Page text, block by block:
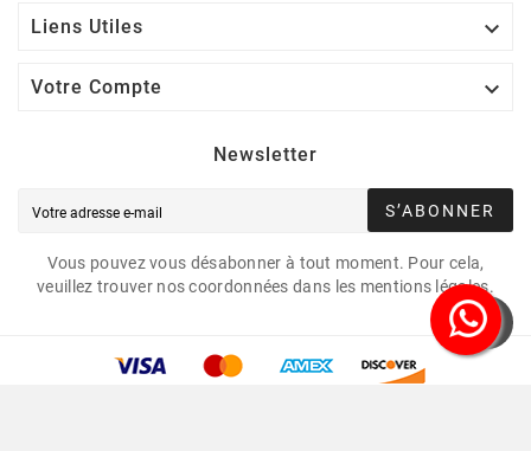
Liens Utiles 
Votre Compte 
Newsletter
S’ABONNER
Vous pouvez vous désabonner à tout moment. Pour cela,
veuillez trouver nos coordonnées dans les mentions légales.